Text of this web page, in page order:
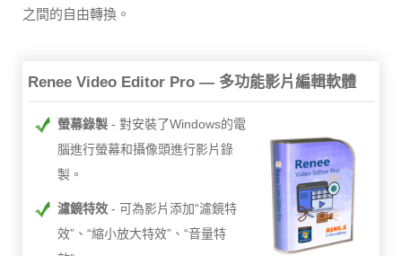
之間的自由轉換。
Renee Video Editor Pro — 多功能影片編輯軟體
螢幕錄製
對安裝了Windows的電
腦進行螢幕和攝像頭進行影片錄
製。
濾鏡特效
可為影片添加“濾鏡特
效”、“縮小放大特效”、“音量特